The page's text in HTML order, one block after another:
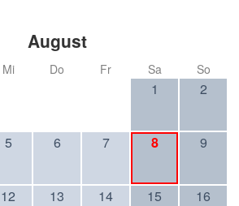
August
Mi Do Fr Sa So
1 2
5 6 7 8 9
12 13 14 15 16